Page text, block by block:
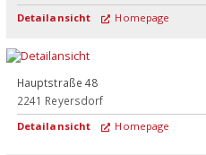
Detailansicht Homepage
Hauptstraße 48
2241 Reyersdorf
Detailansicht Homepage